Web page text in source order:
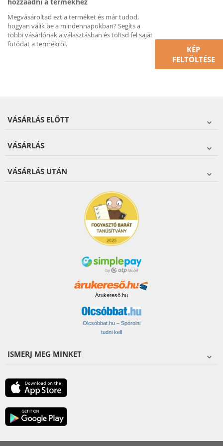
Megvásároltad ezt a terméket és már tudod,
hogyan válik be a mindennapokban? Segíts a
többi vásárlónak a választásban és töltsd fel saját
fotódat a termékről.
KÉP
FELTÖLTÉSE
VÁSÁRLÁS ELŐTT
VÁSÁRLÁS
VÁSÁRLÁS UTÁN
Árukereső.hu
Olcsóbbat.hu – Spórolni
tudni kell
ISMERJ MEG MINKET